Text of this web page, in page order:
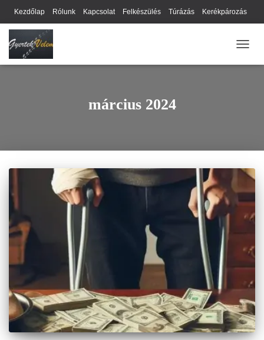
Kezdőlap Rólunk Kapcsolat Felkészülés Túrázás Kerékpározás
Webhely térkép
március 2024